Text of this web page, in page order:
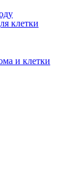
клетки
и клетки